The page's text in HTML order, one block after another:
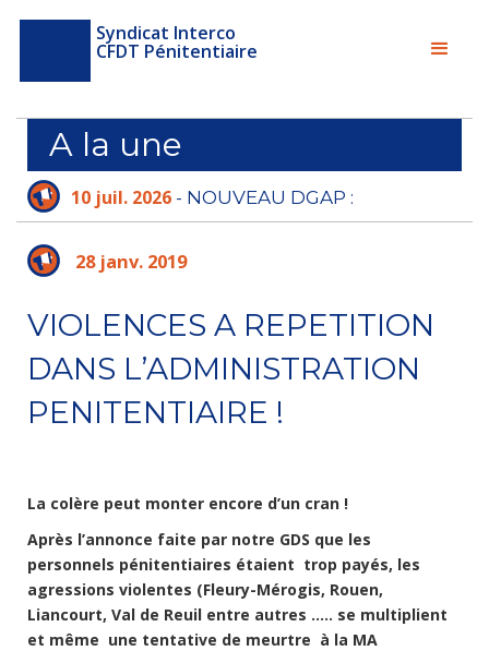
Syndicat Interco
CFDT Pénitentiaire
A la une
10 juil. 2026 - NOUVEAU DGAP :
L'ADMINISTRATION PÉNITENTIAIRE N'A PLUS
LE TEMPS D'ATTENDRE
28 janv. 2019
VIOLENCES A REPETITION
DANS L’ADMINISTRATION
PENITENTIAIRE !
La colère peut monter encore d’un cran !
Après l’annonce faite par notre GDS que les
personnels pénitentiaires étaient trop payés, les
agressions violentes (Fleury-Mérogis, Rouen,
Liancourt, Val de Reuil entre autres ….. se multiplient
et même une tentative de meurtre à la MA